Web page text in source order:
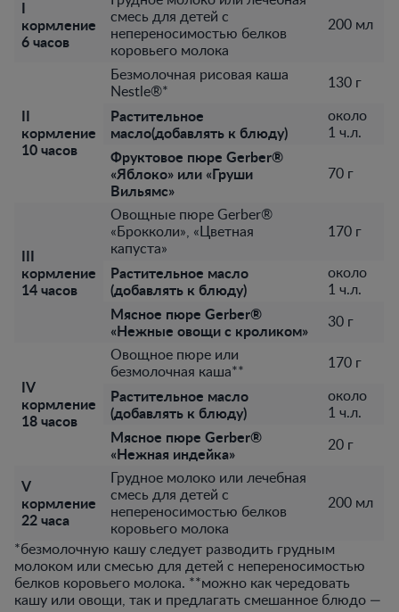
I
кормление
6 часов
смесь для детей с
непереносимостью белков
коровьего молока
200 мл
II
кормление
10 часов
Безмолочная рисовая каша
Nestle®*
130 г
Растительное
масло(добавлять к блюду)
около
1 ч.л.
Фруктовое пюре Gerber®
«Яблоко» или «Груши
Вильямс»
70 г
III
кормление
14 часов
Овощные пюре Gerber®
«Брокколи», «Цветная
капуста»
170 г
Растительное масло
(добавлять к блюду)
около
1 ч.л.
Мясное пюре Gerber®
«Нежные овощи с кроликом»
30 г
IV
кормление
18 часов
Овощное пюре или
безмолочная каша**
170 г
Растительное масло
(добавлять к блюду)
около
1 ч.л.
Мясное пюре Gerber®
«Нежная индейка»
20 г
V
кормление
22 часа
Грудное молоко или лечебная
смесь для детей с
непереносимостью белков
коровьего молока
200 мл
*безмолочную кашу следует разводить грудным
молоком или смесью для детей с непереносимостью
белков коровьего молока. **можно как чередовать
кашу или овощи, так и предлагать смешанное блюдо —